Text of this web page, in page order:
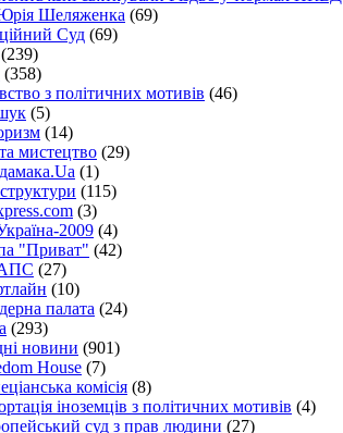
Шеляженка (69)
Суд (69)
(239)
(358)
з політичних мотивів (46)
(5)
(14)
мистецтво (29)
(1)
(115)
(3)
2009 (4)
"Приват" (42)
(27)
(10)
палата (24)
(293)
новини (901)
House (7)
комісія (8)
іноземців з політичних мотивів (4)
суд з прав людини (27)